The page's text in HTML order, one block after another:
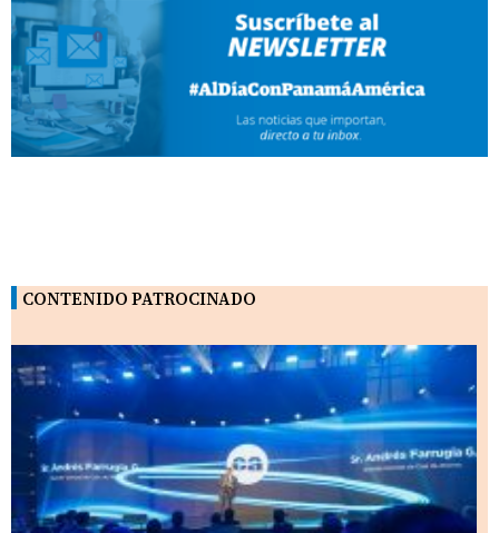
CONTENIDO PATROCINADO